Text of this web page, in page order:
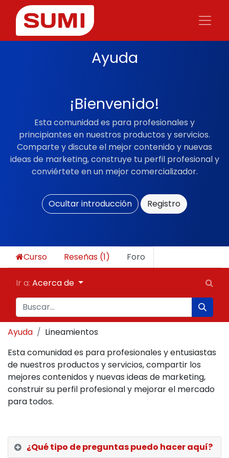
Ayuda
¡Bienvenido!
Esta comunidad es para profesionales y
principiantes en nuestros productos y servicios.
Comparte y discute el mejor contenido y nuevas
ideas de marketing, construye tu perfil profesional y
conviértete en un mejor comercializador.
Ocultar introducción Registro
Curso Reseñas (1) Foro
Ir a: Acerca de
Ayuda
Lineamientos
Esta comunidad es para profesionales y entusiastas
de nuestros productos y servicios, compartir los
mejores contenidos y nuevas ideas de marketing,
construir su perfil profesional y mejorar el mercado
para todos.
¿Qué tipo de preguntas puedo hacer aquí?